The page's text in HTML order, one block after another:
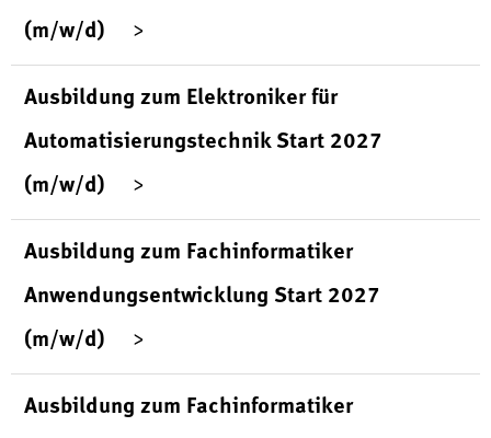
(m/w/d)
Ausbildung zum Elektroniker für
Automatisierungstechnik Start 2027
(m/w/d)
Ausbildung zum Fachinformatiker
Anwendungsentwicklung Start 2027
(m/w/d)
Ausbildung zum Fachinformatiker